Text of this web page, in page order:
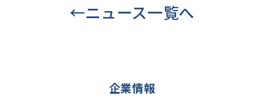
←ニュース一覧へ
企業情報